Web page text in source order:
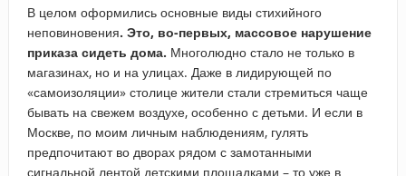
В целом оформились основные виды стихийного
неповиновения. Это, во-первых, массовое нарушение
приказа сидеть дома. Многолюдно стало не только в
магазинах, но и на улицах. Даже в лидирующей по
«самоизоляции» столице жители стали стремиться чаще
бывать на свежем воздухе, особенно с детьми. И если в
Москве, по моим личным наблюдениям, гулять
предпочитают во дворах рядом с замотанными
сигнальной лентой детскими площадками – то уже в